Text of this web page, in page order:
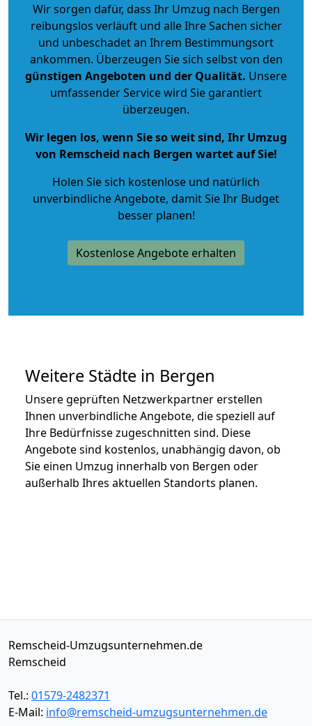
Wir sorgen dafür, dass Ihr Umzug nach Bergen
reibungslos verläuft und alle Ihre Sachen sicher
und unbeschadet an Ihrem Bestimmungsort
ankommen. Überzeugen Sie sich selbst von den
günstigen Angeboten und der Qualität. Unsere
umfassender Service wird Sie garantiert
überzeugen.
Wir legen los, wenn Sie so weit sind, Ihr Umzug
von Remscheid nach Bergen wartet auf Sie!
Holen Sie sich kostenlose und natürlich
unverbindliche Angebote, damit Sie Ihr Budget
besser planen!
Kostenlose Angebote erhalten
Weitere Städte in Bergen
Unsere geprüften Netzwerkpartner erstellen
Ihnen unverbindliche Angebote, die speziell auf
Ihre Bedürfnisse zugeschnitten sind. Diese
Angebote sind kostenlos, unabhängig davon, ob
Sie einen Umzug innerhalb von Bergen oder
außerhalb Ihres aktuellen Standorts planen.
Remscheid-Umzugsunternehmen.de
Remscheid
Tel.: 01579-2482371
E-Mail: info@remscheid-umzugsunternehmen.de